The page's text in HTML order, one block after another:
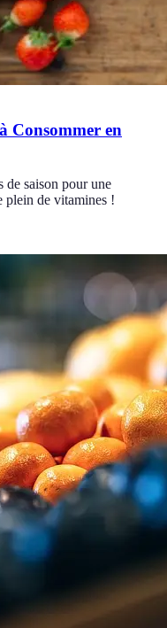
Consommer en
de saison pour une
plein de vitamines !